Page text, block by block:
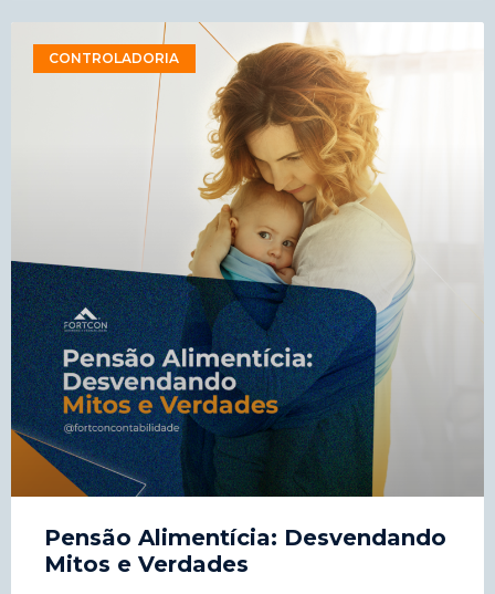
CONTROLADORIA
Pensão Alimentícia: Desvendando
Mitos e Verdades